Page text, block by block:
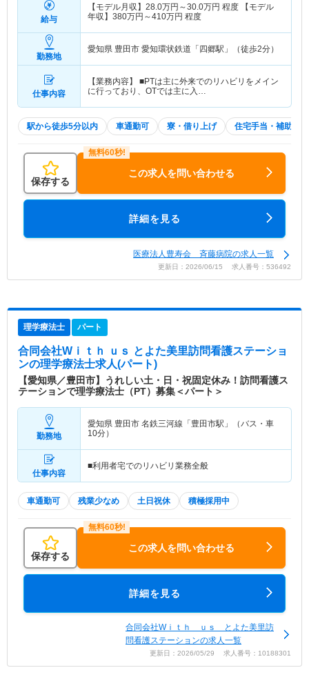
給与
【モデル月収】 28.0万円～30.0万円 程度 【モデル
年収】 380万円～410万円 程度
勤務地
愛知県 豊田市 愛知環状鉄道「四郷駅」（徒歩2分）
仕事内容
【業務内容】 ■PTは主に外来でのリハビリをメイン
に行っており、OTでは主に入…
駅から徒歩5分以内 車通勤可 寮・借り上げ 住宅手当・補助
保存する
この求人を問い合わせる
詳細を見る
医療法人豊寿会 斉藤病院の求人一覧
更新日：2026/06/15 求人番号：536492
理学療法士 パート
合同会社Wｉｔｈ ｕｓ とよた美里訪問看護ステーショ
ンの理学療法士求人(パート)
【愛知県／豊田市】うれしい土・日・祝固定休み！訪問看護ス
テーションで理学療法士（PT）募集＜パート＞
勤務地
愛知県 豊田市 名鉄三河線「豊田市駅」（バス・車
10分）
仕事内容
■利用者宅でのリハビリ業務全般
車通勤可 残業少なめ 土日祝休 積極採用中
保存する
この求人を問い合わせる
詳細を見る
合同会社Wｉｔｈ ｕｓ とよた美里訪
問看護ステーションの求人一覧
更新日：2026/05/29 求人番号：10188301